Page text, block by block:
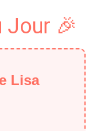
Jour 🎉
Lisa